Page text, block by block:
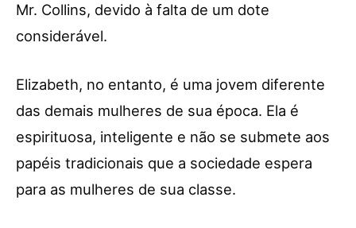
Mr. Collins, devido à falta de um dote
considerável.
Elizabeth, no entanto, é uma jovem diferente
das demais mulheres de sua época. Ela é
espirituosa, inteligente e não se submete aos
papéis tradicionais que a sociedade espera
para as mulheres de sua classe.